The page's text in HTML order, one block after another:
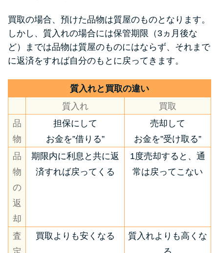
買取の場合、預けた品物は質屋のものとなります。
しかし、質入れの場合には保管期限（3ヵ月後な
ど）までは品物は質屋のものにはならず、それまで
に返済をすれば自分のもとに戻ってきます。
質入れと買取の違い
質入れ
買取
品
物
担保にして
お金を”借りる”
売却して
お金を”受け取る”
品
物
の
返
却
期限内に利息と共に返
済すれば戻ってくる
1度売却すると、通
常は戻ってこない
査
買取よりも安くなる
質入れよりも高くな